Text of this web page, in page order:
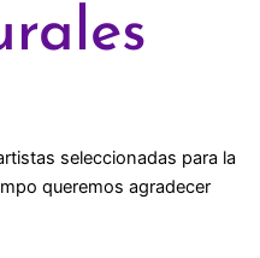
seleccionadas para la
queremos agradecer